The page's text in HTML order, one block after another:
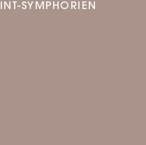
SYMPHORIEN